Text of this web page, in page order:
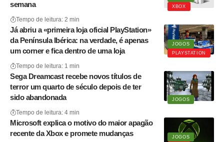
XBOX
semana
Tempo de leitura: 2 min
JOGOS
PLAYSTATION
Já abriu a «primeira loja oficial PlayStation»
da Península Ibérica: na verdade, é apenas
um corner e fica dentro de uma loja
Tempo de leitura: 1 min
JOGOS
Sega Dreamcast recebe novos títulos de
terror um quarto de século depois de ter
sido abandonada
Tempo de leitura: 4 min
JOGOS
Microsoft explica o motivo do maior apagão
recente da Xbox e promete mudanças